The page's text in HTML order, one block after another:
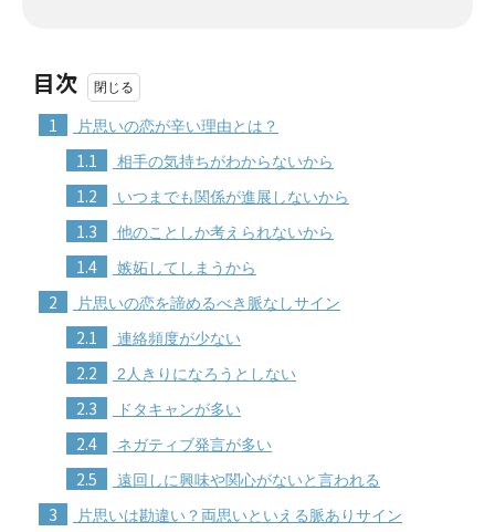
目次
1 片思いの恋が辛い理由とは？
1.1 相手の気持ちがわからないから
1.2 いつまでも関係が進展しないから
1.3 他のことしか考えられないから
1.4 嫉妬してしまうから
2 片思いの恋を諦めるべき脈なしサイン
2.1 連絡頻度が少ない
2.2 2人きりになろうとしない
2.3 ドタキャンが多い
2.4 ネガティブ発言が多い
2.5 遠回しに興味や関心がないと言われる
3 片思いは勘違い？両思いといえる脈ありサイン